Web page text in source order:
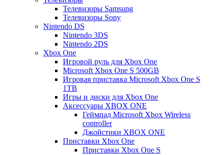
Телевизоры Samsung
Телевизоры Sony
Nintendo DS
Nintendo 3DS
Nintendo 2DS
Xbox One
Игровой руль для Xbox One
Microsoft Xbox One S 500GB
Игровая приставка Microsoft Xbox One S
1TB
Игры и диски для Xbox One
Аксессуары XBOX ONE
Геймпад Microsoft Xbox Wireless
controller
Джойстики XBOX ONE
Приставки Xbox One
Приставки Xbox One S